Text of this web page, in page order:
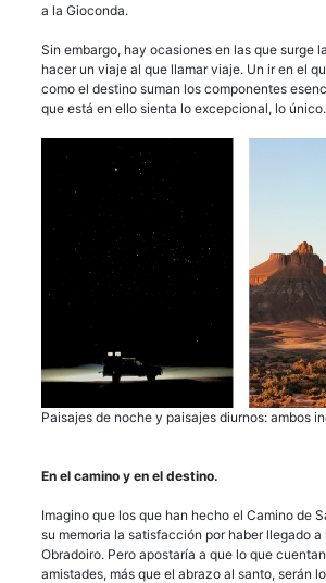
a la Gioconda.
Sin embargo, hay ocasiones en las que surge
hacer un viaje al que llamar viaje. Un ir en el
como el destino suman los componentes
que está en ello sienta lo excepcional, lo único.
Paisajes de noche y paisajes diurnos: ambos
En el camino y en el destino.
Imagino que los que han hecho el Camino de
su memoria la satisfacción por haber llegado a
Obradoiro. Pero apostaría a que lo que
amistades, más que el abrazo al santo, serán